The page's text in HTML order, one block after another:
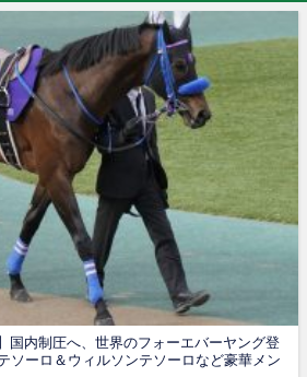
国内制圧へ、世界のフォーエバーヤング登
ソーロ＆ウィルソンテソーロなど豪華メン